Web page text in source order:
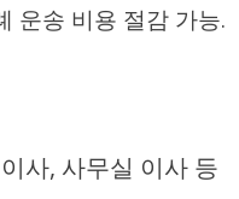
운송 비용 절감 가능.
사, 사무실 이사 등